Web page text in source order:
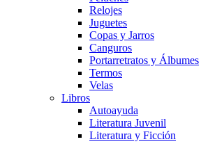
Relojes
Juguetes
Copas y Jarros
Canguros
Portarretratos y Álbumes
Termos
Velas
Libros
Autoayuda
Literatura Juvenil
Literatura y Ficción